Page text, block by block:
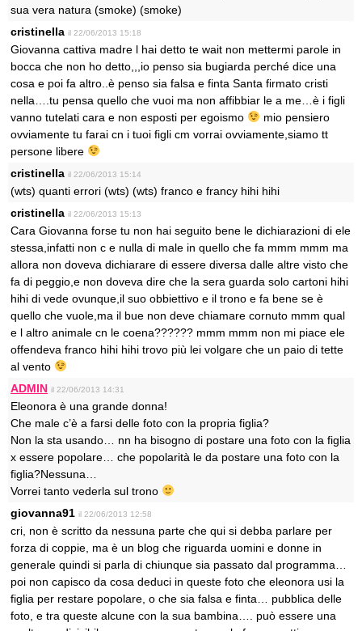
sua vera natura (smoke) (smoke)
cristinella il 22/06/2013 15:18
Giovanna cattiva madre l hai detto te wait non mettermi parole in
bocca che non ho detto,,,io penso sia bugiarda perché dice una
cosa e poi fa altro..è penso sia falsa e finta Santa firmato cristi
nella….tu pensa quello che vuoi ma non affibbiar le a me…è i figli
vanno tutelati cara e non esposti per egoismo
mio pensiero
ovviamente tu farai cn i tuoi figli cm vorrai ovviamente,siamo tt
persone libere
cristinella il 22/06/2013 15:14
(wts) quanti errori (wts) (wts) franco e francy hihi hihi
cristinella il 22/06/2013 15:13
Cara Giovanna forse tu non hai seguito bene le dichiarazioni di ele
stessa,infatti non c e nulla di male in quello che fa mmm mmm ma
allora non doveva dichiarare di essere diversa dalle altre visto che
fa di peggio,e non doveva dire che la sera guarda solo cartoni hihi
hihi di vede ovunque,il suo obbiettivo e il trono e fa bene se è
quello che vuole,ma il bue non deve chiamare cornuto mmm qual
e l altro animale cn le coena?????? mmm mmm non mi piace ele
offendeva franco hihi hihi trovo più lei volgare che un paio di tette
al vento
ADMIN il 22/06/2013 14:31
Eleonora è una grande donna!
Che male c’è a farsi delle foto con la propria figlia?
Non la sta usando… nn ha bisogno di postare una foto con la figlia
x essere popolare… che popolarità le da postare una foto con la
figlia?Nessuna…
Vorrei tanto vederla sul trono
giovanna91 il 22/06/2013 12:58
cri, non è scritto da nessuna parte che qui si debba parlare per
forza di coppie, ma è un blog che riguarda uomini e donne in
generale quindi si parla di chiunque sia passato dal programma…
poi non capisco da cosa deduci in queste foto che eleonora usi la
figlia per restare popolare, o che sia falsa e finta… pubblica delle
foto, e tra queste alcune con la sua bambina…. può essere una